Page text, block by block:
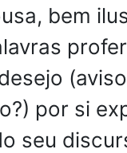
bem
(aviso
por si
seu